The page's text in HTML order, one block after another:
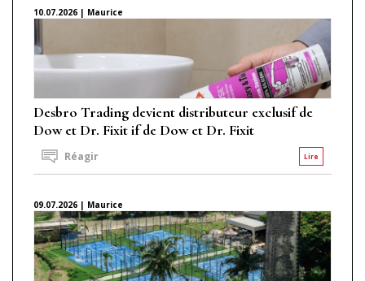
10.07.2026 | Maurice
Desbro Trading devient distributeur exclusif de
Dow et Dr. Fixit if de Dow et Dr. Fixit
Lire
Réagir
09.07.2026 | Maurice